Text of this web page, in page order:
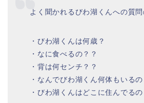
よく聞かれるびわ湖くんへの質
・びわ湖くんは何歳？
・なに食べるの？？
・背は何センチ？？
・なんでびわ湖くん何体もいるの
・びわ湖くんはどこに住んでるの